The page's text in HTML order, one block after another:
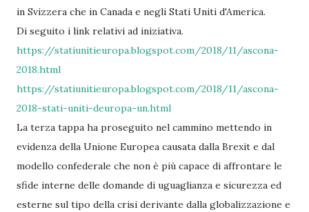
in Svizzera che in Canada e negli Stati Uniti d'America.
Di seguito i link relativi ad iniziativa.
https://statiunitieuropa.blogspot.com/2018/11/ascona-
2018.html
https://statiunitieuropa.blogspot.com/2018/11/ascona-
2018-stati-uniti-deuropa-un.html
La terza tappa ha proseguito nel cammino mettendo in
evidenza della Unione Europea causata dalla Brexit e dal
modello confederale che non è più capace di affrontare le
sfide interne delle domande di uguaglianza e sicurezza ed
esterne sul tipo della crisi derivante dalla globalizzazione e